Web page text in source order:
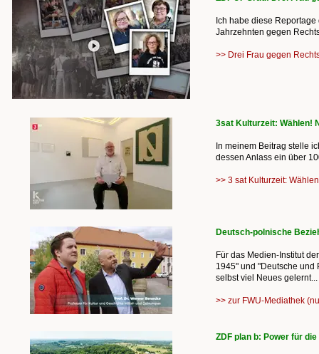
Ich habe diese
Jahrzehnten gegen
>> Drei Frau gegen
3sat Kulturzeit: Wählen!
In meinem Beitrag stelle
dessen Anlass ein über
>> 3 sat Kulturzeit:
Deutsch-polnische
Für das Medien-Institut
1945" und "Deutsche und
selbst viel Neues gelernt...
>> zur FWU-Mediathek
ZDF plan b: Power für